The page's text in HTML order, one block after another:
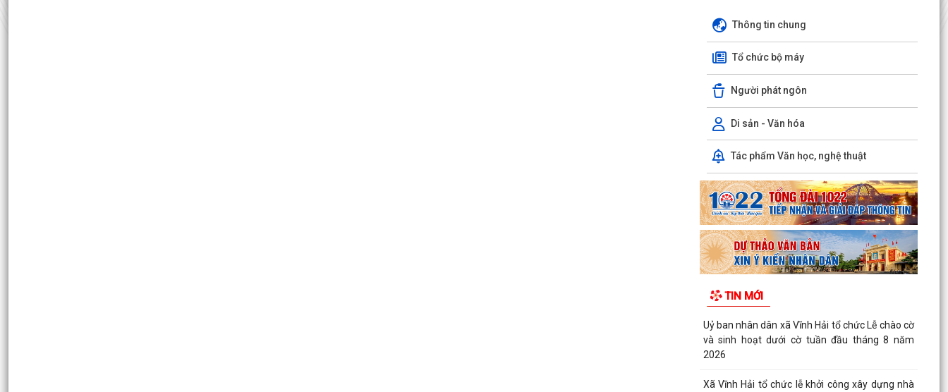
Thông tin chung
Tổ chức bộ máy
Người phát ngôn
Di sản - Văn hóa
Tác phẩm Văn học, nghệ thuật
TIN MỚI
Uỷ ban nhân dân xã Vĩnh Hải tổ chức Lễ chào cờ
và sinh hoạt dưới cờ tuần đầu tháng 8 năm
2026
Xã Vĩnh Hải tổ chức lễ khởi công xây dựng nhà